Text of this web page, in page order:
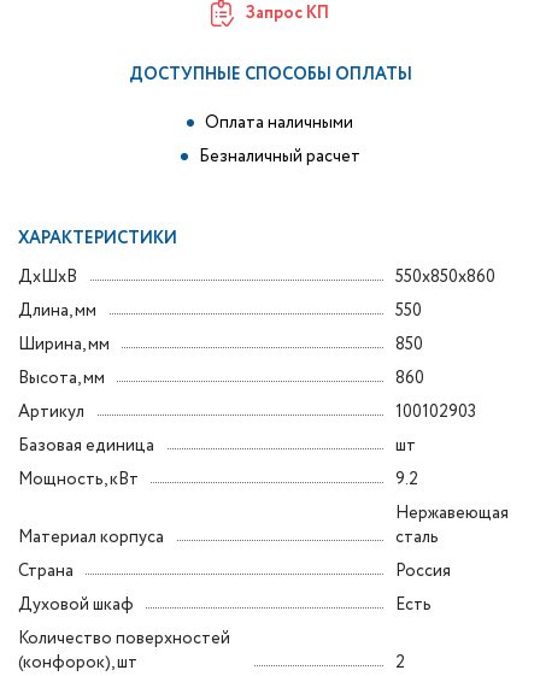
Запрос КП
ДОСТУПНЫЕ СПОСОБЫ ОПЛАТЫ
Оплата наличными
Безналичный расчет
ХАРАКТЕРИСТИКИ
ДxШxВ
550x850x860
Длина, мм
550
Ширина, мм
850
Высота, мм
860
Артикул
100102903
Базовая единица
шт
Мощность, кВт
9.2
Материал корпуса
Нержавеющая
сталь
Страна
Россия
Духовой шкаф
Есть
Количество поверхностей
(конфорок), шт
2